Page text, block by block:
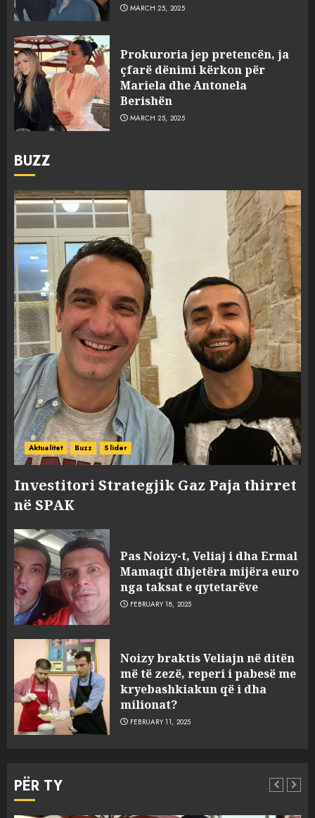
MARCH 25, 2025
Prokuroria jep pretencën, ja
çfarë dënimi kërkon për
Mariela dhe Antonela
Berishën
MARCH 25, 2025
BUZZ
Aktualitet Buzz Slider
Investitori Strategjik Gaz Paja thirret
në SPAK
Pas Noizy-t, Veliaj i dha Ermal
Mamaqit dhjetëra mijëra euro
nga taksat e qytetarëve
FEBRUARY 18, 2025
Noizy braktis Veliajn në ditën
më të zezë, reperi i pabesë me
kryebashkiakun që i dha
milionat?
FEBRUARY 11, 2025
PËR TY
3
sulmuan “One Albania”,
ngjarja u fsheh. A u vodhën
serverat?
MARCH 25, 2025